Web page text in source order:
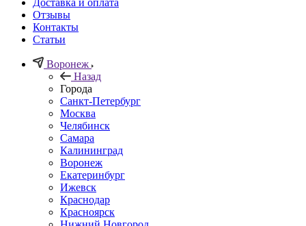
Доставка и оплата
Отзывы
Контакты
Статьи
Воронеж
Назад
Города
Санкт-Петербург
Москва
Челябинск
Самара
Калининград
Воронеж
Екатеринбург
Ижевск
Краснодар
Красноярск